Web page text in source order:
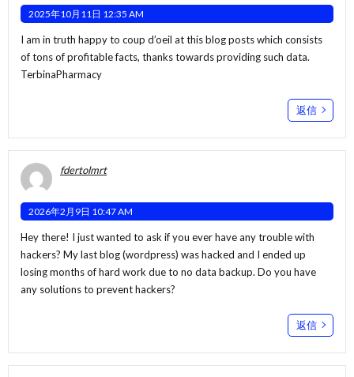
2025年10月11日 12:35 AM
I am in truth happy to coup d’oeil at this blog posts which consists
of tons of profitable facts, thanks towards providing such data.
TerbinaPharmacy
返信
fdertolmrt
2026年2月9日 10:47 AM
Hey there! I just wanted to ask if you ever have any trouble with
hackers? My last blog (wordpress) was hacked and I ended up
losing months of hard work due to no data backup. Do you have
any solutions to prevent hackers?
返信